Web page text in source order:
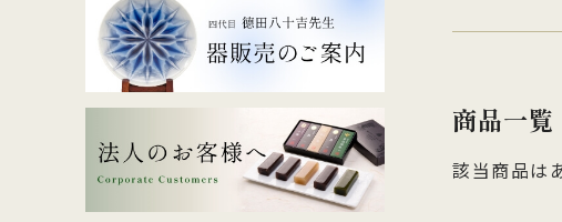
どら焼き
あんみつ・
生菓子・饅頭
その他のお菓
涼菓
キッズわが
和菓子作り体験セット
長生殿
四百年間かわらぬ製法を守り続け日
本三名菓の随一と称えられておりま
す。
コクのあ
強い求肥
蛇玉もなか
森八の商標「蛇玉」を形にした、香
ばしい加賀のもなか種としっとりと
したこし餡が魅力
しっとり
産小豆の
ギフト・詰合せ
商品一覧
該当商品は